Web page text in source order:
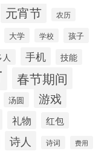
元宵节 农历
大学 学校 孩子
手机 技能
春节期间
汤圆 游戏
礼物 红包
诗人 诗词 费用